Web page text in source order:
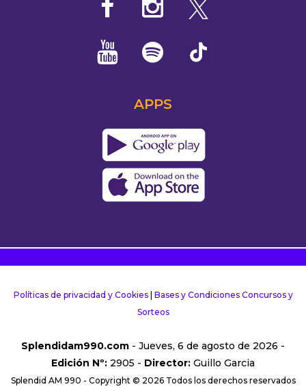
APPS
Políticas de privacidad y Cookies| Bases y Condiciones Concursos y
Sorteos
Splendidam990.com - Jueves, 6 de agosto de 2026 -
Edición Nº: 2905 - Director: Guillo Garcia
Splendid AM 990 - Copyright © 2026 Todos los derechos reservados